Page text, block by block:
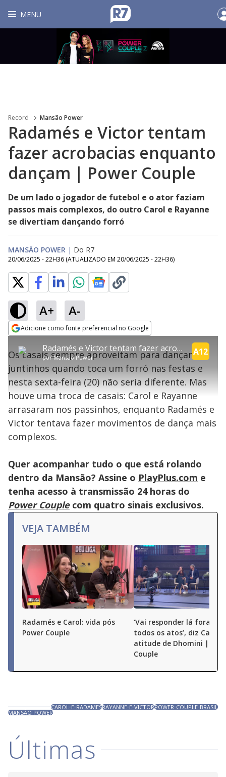
MENU
Record Mansão Power
Radamés e Victor tentam
fazer acrobacias enquanto
dançam | Power Couple
De um lado o jogador de futebol e o ator faziam
passos mais complexos, do outro Carol e Rayanne
se divertiam dançando forró
MANSÃO POWER | Do R7
20/06/2025 - 22H36 (ATUALIZADO EM 20/06/2025 - 22H36)
A+ A-
Adicione como fonte preferencial no Google
a
window.
This
modal
be
by
the
key
the
close
button.
explore
Conteúdo bloqueado
Lamentamos, mas o vídeo que está tentando assisitr é de exibição
exclusiva em território brasileiro :-(
Radamés e Victor tentam fazer acrobacias enquanto dançam | Power Couple
porMansão Power
A12
Os casais sempre aproveitam para dançar
juntinhos quando toca um forró nas festas e
nesta sexta-feira (20) não seria diferente. Mas
houve uma troca de casais: Carol e Rayanne
arrasaram nos passinhos, enquanto Radamés e
Victor tentava fazer movimentos de dança mais
complexos.
Quer acompanhar tudo o que está rolando
dentro da Mansão? Assine o PlayPlus.com e
tenha acesso à transmissão 24 horas do
Power Couplecom quatro sinais exclusivos.
VEJA TAMBÉM
Radamés e Carol: vida pós
Power Couple
‘Vai responder lá fora por
todos os atos’, diz Carol
atitude de Dhomini |
Couple
CAROL-E-RADAMESRAYANNE-E-VICTORPOWER-COUPLE-BRASIL
MANSÃO POWER
Últimas